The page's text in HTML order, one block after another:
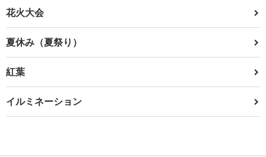
花火大会
夏休み（夏祭り）
紅葉
イルミネーション